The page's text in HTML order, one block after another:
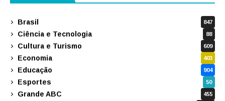
Brasil 847
Ciência e Tecnologia 88
Cultura e Turismo 609
Economia 403
Educação 904
Esportes 50
Grande ABC 455